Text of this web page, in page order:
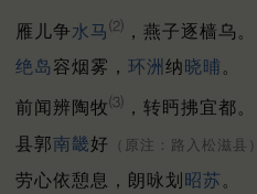
雁儿争水马 ⑵ ，燕子逐樯乌。
绝岛容烟雾， 环洲 纳 晓晡 。
前闻辨陶牧⑶ ，转眄拂宜都。
县郭南畿好 （原注：路入松滋县）
劳心依憩息，朗咏划 昭苏 。